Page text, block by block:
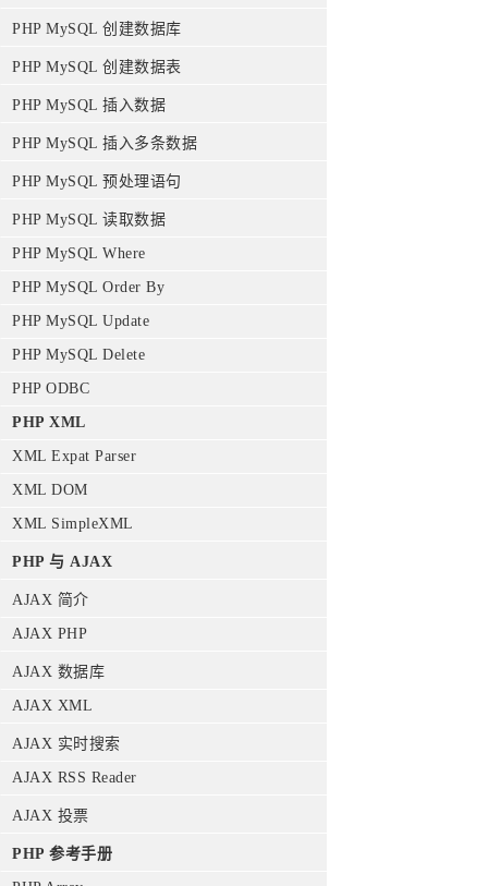
PHP MySQL 创建数据库
PHP MySQL 创建数据表
PHP MySQL 插入数据
PHP MySQL 插入多条数据
PHP MySQL 预处理语句
PHP MySQL 读取数据
PHP MySQL Where
PHP MySQL Order By
PHP MySQL Update
PHP MySQL Delete
PHP ODBC
PHP XML
XML Expat Parser
XML DOM
XML SimpleXML
PHP 与 AJAX
AJAX 简介
AJAX PHP
AJAX 数据库
AJAX XML
AJAX 实时搜索
AJAX RSS Reader
AJAX 投票
PHP 参考手册